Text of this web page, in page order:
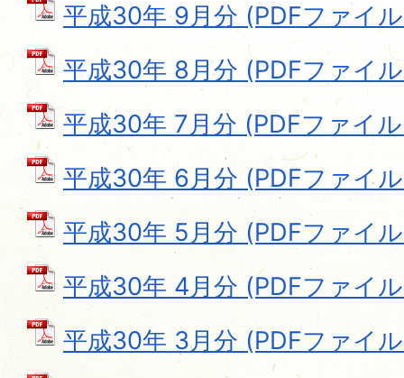
平成30年 9月分 (PDFファイ
平成30年 8月分 (PDFファイ
平成30年 7月分 (PDFファイ
平成30年 6月分 (PDFファイ
平成30年 5月分 (PDFファイ
平成30年 4月分 (PDFファイ
平成30年 3月分 (PDFファイ